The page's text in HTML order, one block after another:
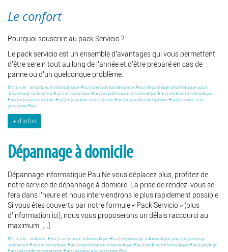
Le confort
Pourquoi souscrire au pack Servicio ?
Le pack servicio est un ensemble d’avantages qui vous permettent
d’être serein tout au long de l’année et d’être préparé en cas de
panne ou d’un quelconque problème.
Mots-clé : assistance informatique Pau contrat maintenance Pau depannage informatique pau
dépannage ordinateur Pau informatique Pau maintenance informatique Pau matériel informatique
Pau réparation mobile Pau réparation smartphone Pau réparation téléphone Pau service a la
personne Pau
d'infos
Dépannage à domicile
Dépannage informatique Pau Ne vous déplacez plus, profitez de
notre service de dépannage à domicile. La prise de rendez-vous se
fera dans l’heure et nous interviendrons le plus rapidement possible.
Si vous êtes couverts par notre formule « Pack Servicio » (plus
d’information ici), nous vous proposerons un délais raccourci au
maximum. […]
Mots-clé : antivirus Pau assistance informatique Pau depannage informatique pau dépannage
ordinateur Pau informatique Pau maintenance informatique Pau matériel informatique Pau piratage